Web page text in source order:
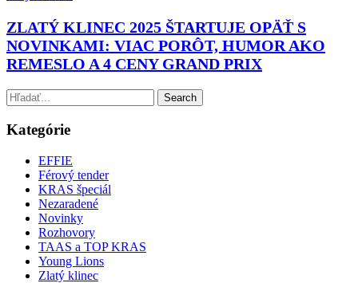
ZLATÝ KLINEC 2025 ŠTARTUJE OPÄŤ S
NOVINKAMI: VIAC PORÔT, HUMOR AKO
REMESLO A 4 CENY GRAND PRIX
Kategórie
EFFIE
Férový tender
KRAS špeciál
Nezaradené
Novinky
Rozhovory
TAAS a TOP KRAS
Young Lions
Zlatý klinec